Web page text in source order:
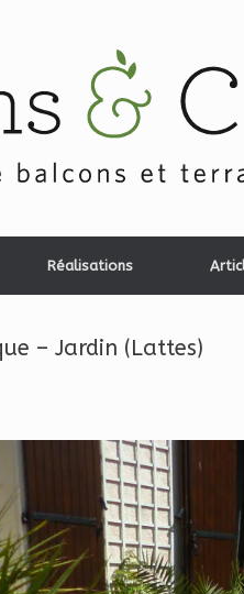
Réalisations
– Jardin (Lattes)